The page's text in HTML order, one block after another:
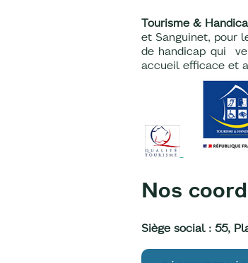
Tourisme &
et Sanguinet, pour
de handicap qui
accueil efficace et
Nos
Siège social : 55,